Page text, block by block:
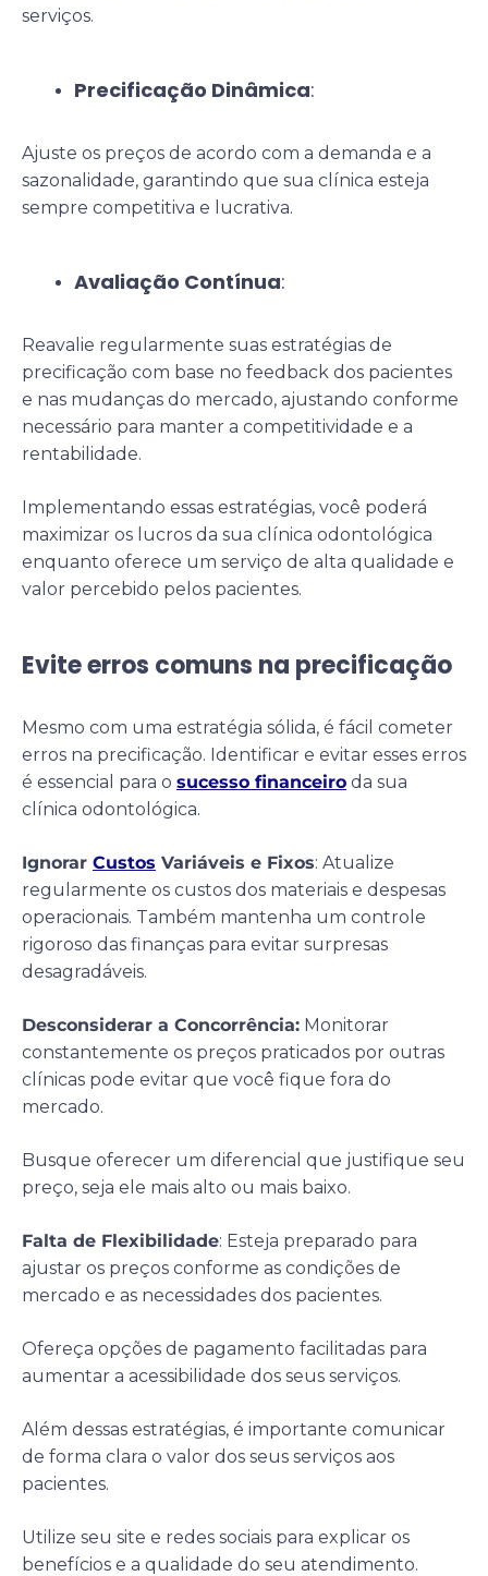
serviços.
Precificação Dinâmica:
Ajuste os preços de acordo com a demanda e a
sazonalidade, garantindo que sua clínica esteja
sempre competitiva e lucrativa.
Avaliação Contínua:
Reavalie regularmente suas estratégias de
precificação com base no feedback dos pacientes
e nas mudanças do mercado, ajustando conforme
necessário para manter a competitividade e a
rentabilidade.
Implementando essas estratégias, você poderá
maximizar os lucros da sua clínica odontológica
enquanto oferece um serviço de alta qualidade e
valor percebido pelos pacientes.
Evite erros comuns na precificação
Mesmo com uma estratégia sólida, é fácil cometer
erros na precificação. Identificar e evitar esses erros
é essencial para o sucesso financeiro da sua
clínica odontológica.
Ignorar Custos Variáveis e Fixos: Atualize
regularmente os custos dos materiais e despesas
operacionais. Também mantenha um controle
rigoroso das finanças para evitar surpresas
desagradáveis.
Desconsiderar a Concorrência: Monitorar
constantemente os preços praticados por outras
clínicas pode evitar que você fique fora do
mercado.
Busque oferecer um diferencial que justifique seu
preço, seja ele mais alto ou mais baixo.
Falta de Flexibilidade: Esteja preparado para
ajustar os preços conforme as condições de
mercado e as necessidades dos pacientes.
Ofereça opções de pagamento facilitadas para
aumentar a acessibilidade dos seus serviços.
Além dessas estratégias, é importante comunicar
de forma clara o valor dos seus serviços aos
pacientes.
Utilize seu site e redes sociais para explicar os
benefícios e a qualidade do seu atendimento.